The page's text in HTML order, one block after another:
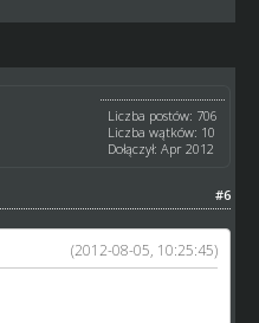
Liczba postów: 706
Liczba wątków: 10
Dołączył: Apr 2012
#6
(2012-08-05, 10:25:45)